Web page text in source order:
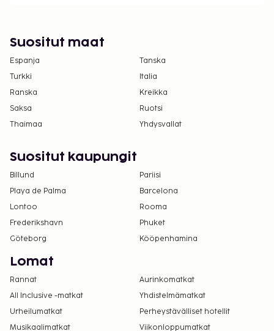
Suositut maat
Espanja
Tanska
Turkki
Italia
Ranska
Kreikka
Saksa
Ruotsi
Thaimaa
Yhdysvallat
Suositut kaupungit
Billund
Pariisi
Playa de Palma
Barcelona
Lontoo
Rooma
Frederikshavn
Phuket
Göteborg
Kööpenhamina
Lomat
Rannat
Aurinkomatkat
All Inclusive -matkat
Yhdistelmämatkat
Urheilumatkat
Perheystävälliset hotellit
Musikaalimatkat
Viikonloppumatkat